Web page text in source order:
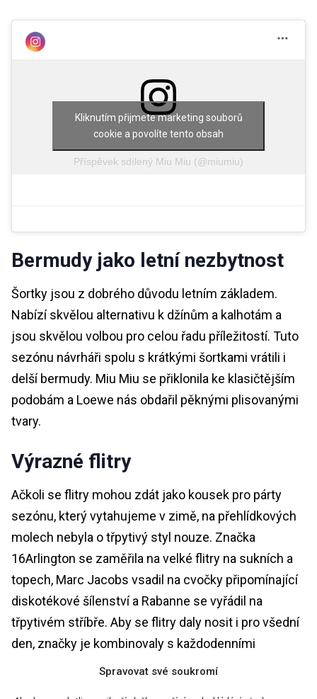
Spravovat své soukromí
Příspěvek sdílený Miu Miu (@miumiu)
Kliknutím přijmete marketing souborů
cookie a povolíte tento obsah
Bermudy jako letní nezbytnost
Šortky jsou z dobrého důvodu letním základem.
Nabízí skvělou alternativu k džínům a kalhotám a
jsou skvělou volbou pro celou řadu příležitostí. Tuto
sezónu návrháři spolu s krátkými šortkami vrátili i
delší bermudy. Miu Miu se přiklonila ke klasičtějším
podobám a Loewe nás obdařil pěknými plisovanými
tvary.
Výrazné flitry
Ačkoli se flitry mohou zdát jako kousek pro párty
sezónu, který vytahujeme v zimě, na přehlídkových
molech nebyla o třpytivý styl nouze. Značka
16Arlington se zaměřila na velké flitry na sukních a
topech, Marc Jacobs vsadil na cvočky připomínající
diskotékové šílenství a Rabanne se vyřádil na
třpytivém stříbře. Aby se flitry daly nosit i pro všední
den, značky je kombinovaly s každodenními
základními kousky, jako jsou bílé topy s vestičkou a